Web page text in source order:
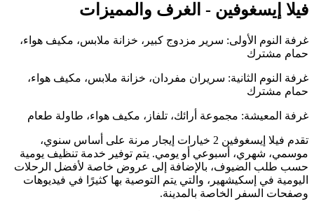
فيلا إيسغوفين - الغرف والمميزات
غرفة النوم الأولى: سرير مزدوج كبير، خزانة ملابس، مكيف هواء،
حمام مشترك
غرفة النوم الثانية: سريران مفردان، خزانة ملابس، مكيف هواء،
حمام مشترك
غرفة المعيشة: مجموعة أرائك، تلفاز، مكيف هواء، طاولة طعام
تقدم فيلا إيسغوفين 2 خيارات إيجار مرنة على أساس سنوي،
موسمي، شهري، أسبوعي أو يومي. يتم توفير خدمة تنظيف يومية
حسب طلب الضيوف، بالإضافة إلى عروض خاصة لأفضل الرحلات
اليومية في إسكيشهير، والتي يتم التوصية بها كثيرًا في فيديوهات
وصفحات السفر الخاصة بالمدينة.